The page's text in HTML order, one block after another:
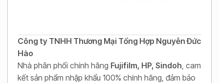
Công ty TNHH Thương Mại Tổng Hợp Nguyễn Đức
Hào
Nhà phân phối chính hãng Fujifilm, HP, Sindoh , cam
kết sản phẩm nhập khẩu 100% chính hãng, đảm bảo